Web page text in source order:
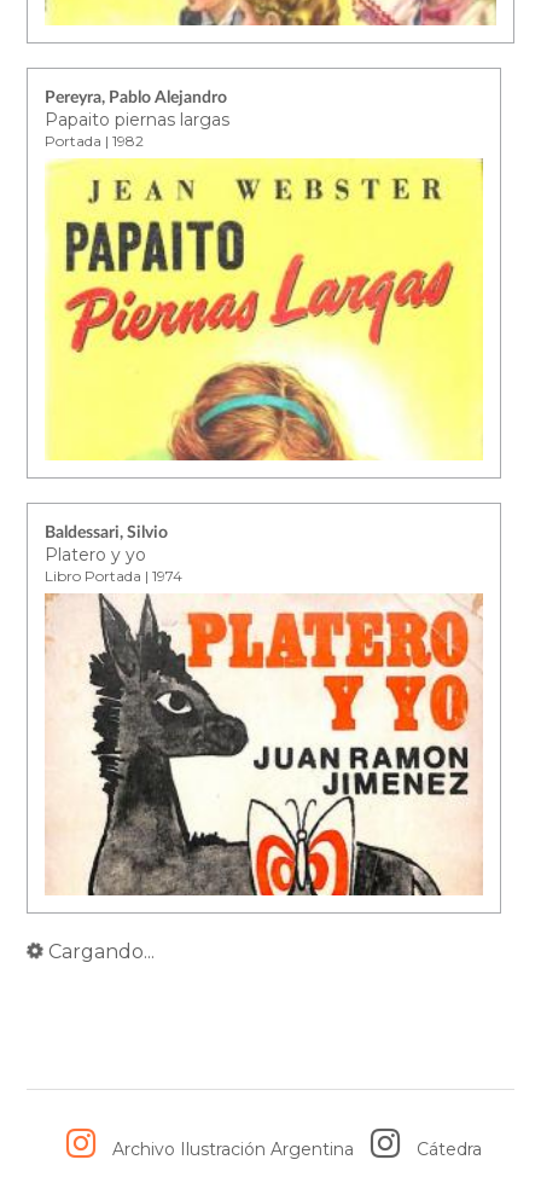
Pereyra, Pablo Alejandro
Papaito piernas largas
Portada | 1982
Baldessari, Silvio
Platero y yo
Libro Portada | 1974
Cargando...
Archivo Ilustración Argentina Cátedra